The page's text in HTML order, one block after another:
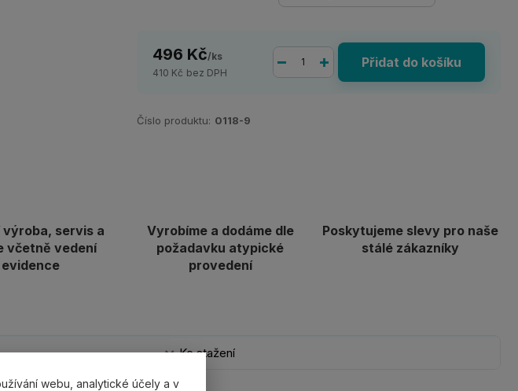
496 Kč/ks
410 Kč bez DPH
Přidat do košíku
Číslo produktu: 0118-9
servis a
včetně vedení
evidence
Vyrobíme a dodáme dle
požadavku atypické
provedení
Poskytujeme slevy pro naše
stálé zákazníky
Ke stažení
webu, analytické účely a v